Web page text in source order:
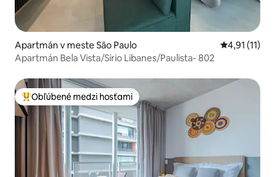
Apartmán v meste São Paulo Priemerné
4,91 (11)
Apartmán Bela Vista/Sírio Libanes/Paulista- 802
Najobľúbenejšie medzi hosťami
Obľúbené medzi hosťami